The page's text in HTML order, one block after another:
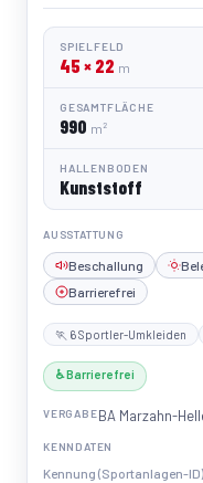
SPIELFELD
45 × 22 m
GESAMTFLÄCHE
990 m²
HALLENBODEN
Kunststoff
AUSSTATTUNG
Beschallung
Barrierefrei
🏃 6 Sportler-Umkleiden
♿ Barrierefrei
VERGABEBA Marzahn-
KENNDATEN
Kennung (Sportanlagen-ID)